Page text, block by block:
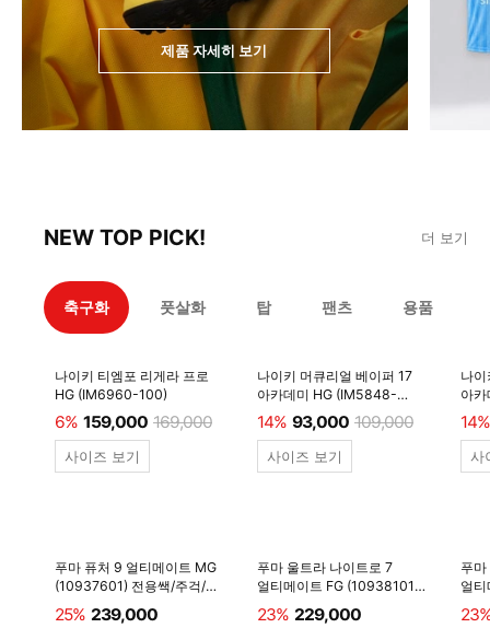
제품 자세히 보기
NEW TOP PICK! 더 보기
축구화 풋살화 탑 팬츠 용품
나이키 티엠포 리게라 프로
HG (IM6960-100)
6% 159,000 169,000
사이즈 보기
나이키 머큐리얼 베이퍼 17
아카데미 HG (IM5848-
600)
14% 93,000 109,000
사이즈 보기
나
아
14%
사
푸마 퓨처 9 얼티메이트 MG
(10937601) 전용쌕/주걱/
양말 #
25% 239,000
푸마 울트라 나이트로 7
얼티메이트 FG (10938101)
전용쌕/주걱/양말 #
23% 229,000
푸
얼
전